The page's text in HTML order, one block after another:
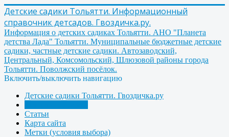
Детские садики Тольятти. Информационный
справочник детсадов. Гвоздичка.ру.
Информация о детских садиках Тольятти. АНО "Планета
детства Лада" Тольятти. Муниципальные бюджетные детские
садики, частные детские садики. Автозаводский,
Центральный, Комсомольский, Шлюзовой районы города
Тольятти. Поволжский посёлок.
Включить/выключить навигацию
Детские садики Тольятти. Гвоздичка.ру
Статьи
Карта сайта
Метки (условия выбора)